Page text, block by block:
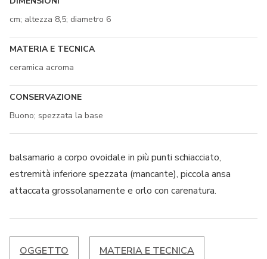
cm; altezza 8,5; diametro 6
MATERIA E TECNICA
ceramica acroma
CONSERVAZIONE
Buono; spezzata la base
balsamario a corpo ovoidale in più punti schiacciato,
estremità inferiore spezzata (mancante), piccola ansa
attaccata grossolanamente e orlo con carenatura.
OGGETTO MATERIA E TECNICA